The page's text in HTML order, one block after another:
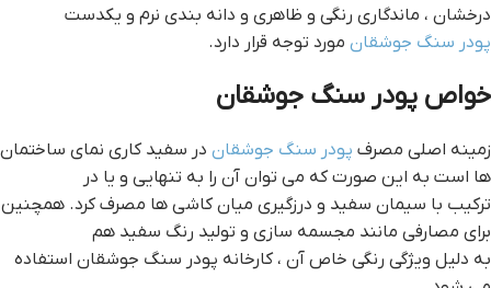
درخشان ، ماندگاری رنگی و ظاهری و دانه بندی نرم و یکدست
پودر سنگ جوشقان مورد توجه قرار دارد.
خواص پودر سنگ جوشقان
زمینه اصلی مصرف پودر سنگ جوشقان در سفید کاری نمای ساختمان
ها است به این صورت که می توان آن را به تنهایی و یا در
ترکیب با سیمان سفید و درزگیری میان کاشی ها مصرف کرد. همچنین
برای مصارفی مانند مجسمه سازی و تولید رنگ سفید هم
به دلیل ویژگی رنگی خاص آن ، کارخانه پودر سنگ جوشقان استفاده